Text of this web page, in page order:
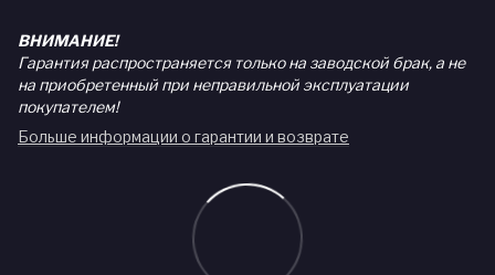
ВНИМАНИЕ!
Гарантия распространяется только на заводской брак, а не
на приобретенный при неправильной эксплуатации
покупателем!
Больше информации о гарантии и возврате